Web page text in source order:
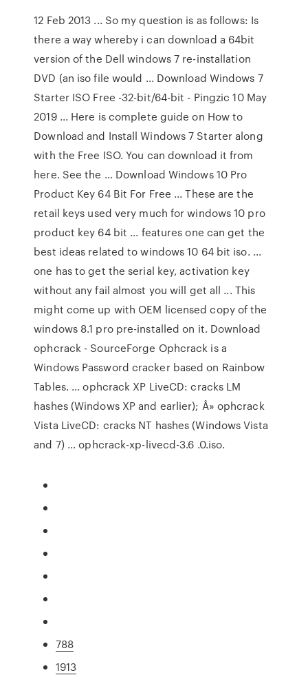
12 Feb 2013 ... So my question is as follows: Is
there a way whereby i can download a 64bit
version of the Dell windows 7 re-installation
DVD (an iso file would ... Download Windows 7
Starter ISO Free -32-bit/64-bit - Pingzic 10 May
2019 ... Here is complete guide on How to
Download and Install Windows 7 Starter along
with the Free ISO. You can download it from
here. See the ... Download Windows 10 Pro
Product Key 64 Bit For Free ... These are the
retail keys used very much for windows 10 pro
product key 64 bit ... features one can get the
best ideas related to windows 10 64 bit iso. ...
one has to get the serial key, activation key
without any fail almost you will get all ... This
might come up with OEM licensed copy of the
windows 8.1 pro pre-installed on it. Download
ophcrack - SourceForge Ophcrack is a
Windows Password cracker based on Rainbow
Tables. ... ophcrack XP LiveCD: cracks LM
hashes (Windows XP and earlier); Â» ophcrack
Vista LiveCD: cracks NT hashes (Windows Vista
and 7) ... ophcrack-xp-livecd-3.6 .0.iso.
788
1913